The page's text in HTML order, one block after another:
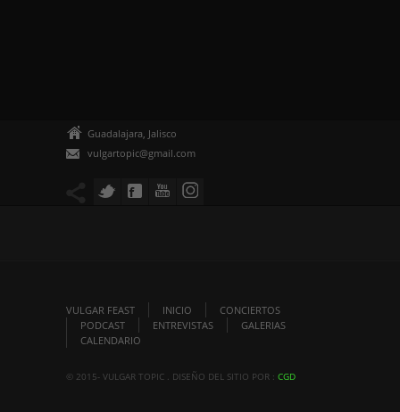
Guadalajara, Jalisco
vulgartopic@gmail.com
VULGAR FEAST INICIO
CONCIERTOS
PODCAST
ENTREVISTAS
GALERIAS
CALENDARIO
© 2015- VULGAR TOPIC . DISEÑO DEL SITIO POR : CGD